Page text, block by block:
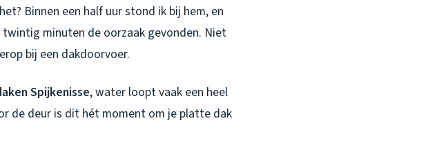
Binnen een half uur stond ik bij hem, en
minuten de oorzaak gevonden. Niet
bij een dakdoorvoer.
Spijkenisse, water loopt vaak een heel
de deur is dit hét moment om je platte dak